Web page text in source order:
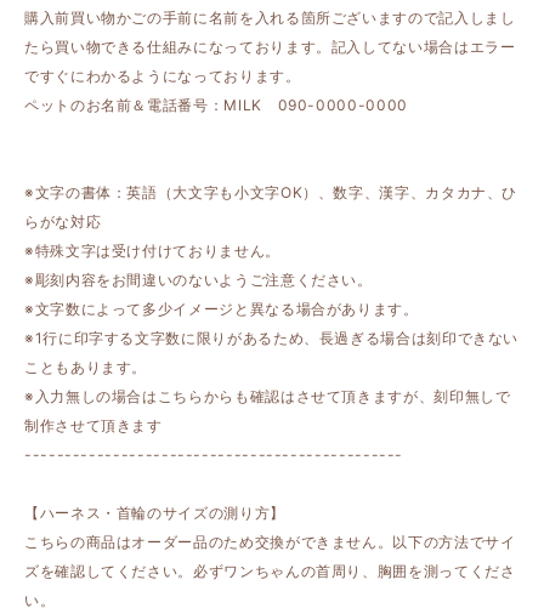
購入前買い物かごの手前に名前を入れる箇所ございますので記入しまし
たら買い物できる仕組みになっております。記入してない場合はエラー
ですぐにわかるようになっております。
ペットのお名前＆電話番号：MILK 090-0000-0000
※文字の書体：英語（大文字も小文字OK）、数字、漢字、カタカナ、ひ
らがな対応
※特殊文字は受け付けておりません。
※彫刻内容をお間違いのないようご注意ください。
※文字数によって多少イメージと異なる場合があります。
※1行に印字する文字数に限りがあるため、長過ぎる場合は刻印できない
こともあります。
※入力無しの場合はこちらからも確認はさせて頂きますが、刻印無しで
制作させて頂きます
-----------------------------------------------
【ハーネス・首輪のサイズの測り方】
こちらの商品はオーダー品のため交換ができません。以下の方法でサイ
ズを確認してください。必ずワンちゃんの首周り、胸囲を測ってくださ
い。